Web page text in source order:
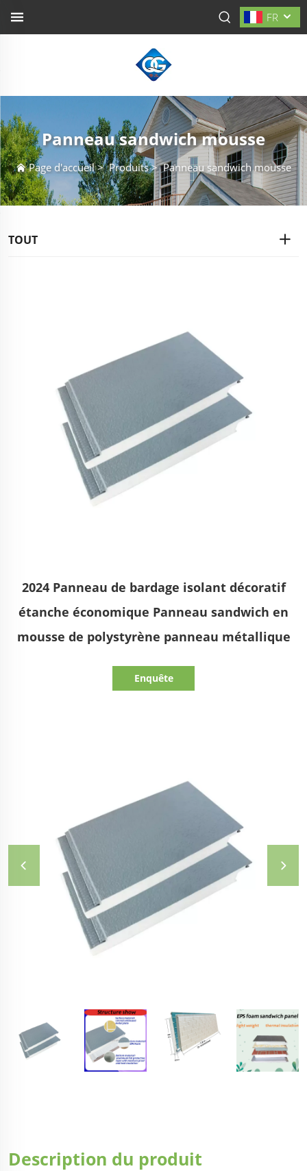
FR
Panneau sandwich mousse
Page d'accueil>Produits>Panneau sandwich mousse
TOUT
2024 Panneau de bardage isolant décoratif
étanche économique Panneau sandwich en
mousse de polystyrène panneau métallique
Enquête
Description du produit